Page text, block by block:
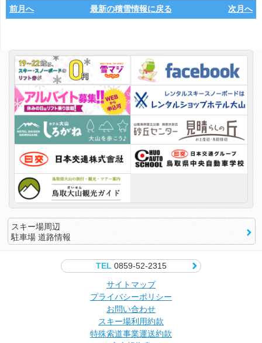
前月へ 最新の積雪情報に戻る 次月へ
スキー場周辺
駐車場 道路情報
TEL0859-52-2315
サイトマップ
プライバシーポリシー
お問い合わせ
スキー場利用約款
特殊索道事業運送約款